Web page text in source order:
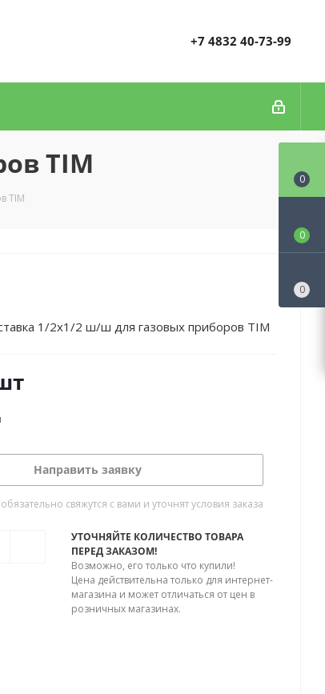
+7 4832 40-73-99
TIM
TIM
1/2х1/2 ш/ш для газовых приборов TIM
Направить заявку
свяжутся с вами и уточнят условия заказа
УТОЧНЯЙТЕ КОЛИЧЕСТВО ТОВАРА
ПЕРЕД ЗАКАЗОМ!
Возможно, его только что купили!
Цена действительна только для интернет-
магазина и может отличаться от цен в
розничных магазинах.
0
0
0